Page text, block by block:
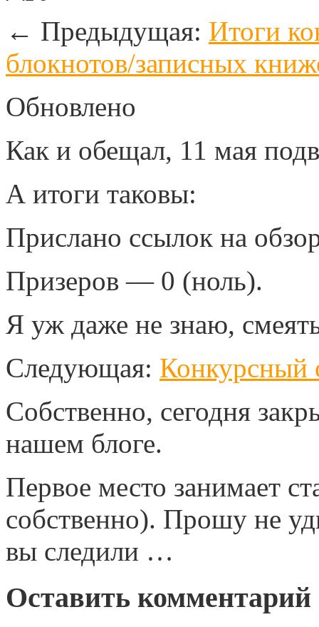
← Предыдущая: Итоги
блокнотов/записных
Обновлено
Как и обещал, 11 мая
А итоги таковы:
Прислано ссылок на
Призеров — 0 (ноль).
Я уж даже не знаю,
Следующая: Конкурсный
Собственно, сегодня
нашем блоге.
Первое место занимает
собственно). Прошу не
вы следили …
Оставить комментарий